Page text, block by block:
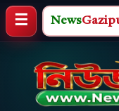
মেনু খুলুন
News